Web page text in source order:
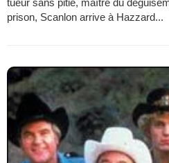
tueur sans pitié, maître du
prison, Scanlon arrive à Hazzard...